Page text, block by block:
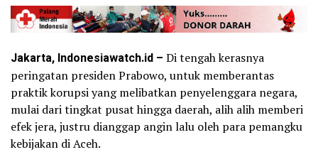
Jakarta, Indonesiawatch.id – Di tengah kerasnya
peringatan presiden Prabowo, untuk memberantas
praktik korupsi yang melibatkan penyelenggara negara,
mulai dari tingkat pusat hingga daerah, alih alih memberi
efek jera, justru dianggap angin lalu oleh para pemangku
kebijakan di Aceh.